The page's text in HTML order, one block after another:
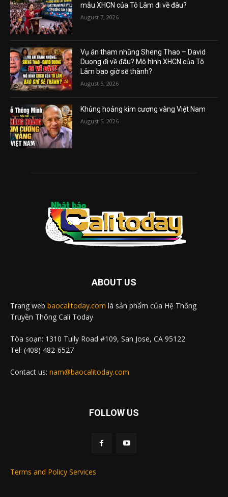
mẫu XHCN của Tô Lâm đi về đâu?
August 7, 2026
Vụ án tham nhũng Sheng Thao – David
Duong đi về đâu? Mô hình XHCN của Tô
Lâm bao giờ sẽ thành?
August 5, 2026
Khủng hoảng kim cương vàng Việt Nam
August 5, 2026
ABOUT US
Trang web baocalitoday.com là sản phẩm của Hệ Thống
Truyền Thông Cali Today
Tòa soạn: 1310 Tully Road #109, San Jose, CA 95122
Tel: (408) 482-6527
Contact us: nam@baocalitoday.com
FOLLOW US
Terms and Policy Services